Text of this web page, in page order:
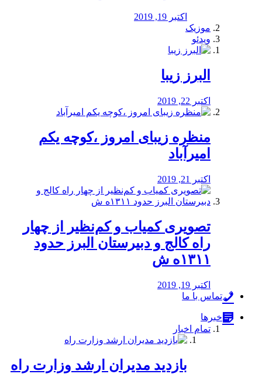
اکتبر 19, 2019
موزیک
ویدئو
البرز زیبا
اکتبر 22, 2019
منظره‌‌ زیبای امروز ،کوچه یکم
امیرآباد
اکتبر 21, 2019
️تصویری کمیاب و کم‌نظیر از چهار
راه كالج و دبيرستان البرز حدود
۱۳۱۱ه ش
اکتبر 19, 2019
تماس با ما
خبرها
تمام اخبار
بازدید مدیران ارشد وزارت راه